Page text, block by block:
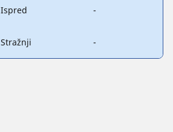
Ispred -
Stražnji -